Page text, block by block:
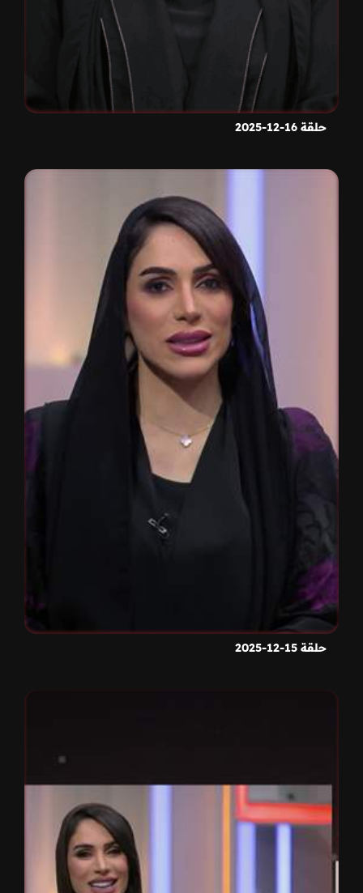
حلقة 16-12-2025
حلقة 15-12-2025